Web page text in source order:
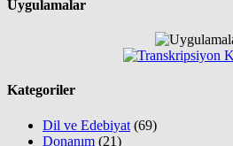
Uygulamalar
Kategoriler
Dil ve Edebiyat (69)
Donanım (21)